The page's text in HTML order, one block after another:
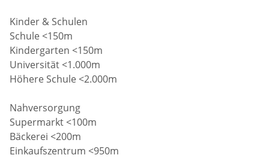
Kinder & Schulen
Schule <150m
Kindergarten <150m
Universität <1.000m
Höhere Schule <2.000m
Nahversorgung
Supermarkt <100m
Bäckerei <200m
Einkaufszentrum <950m